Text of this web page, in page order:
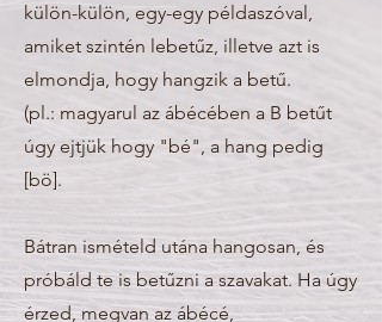
külön-külön, egy-egy példaszóval,
amiket szintén lebetűz, illetve azt is
elmondja, hogy hangzik a betű.
(pl.: magyarul az ábécében a B betűt
úgy ejtjük hogy "bé", a hang pedig
[bö].
Bátran ismételd utána hangosan, és
próbáld te is betűzni a szavakat. Ha úgy
érzed, megvan az ábécé,